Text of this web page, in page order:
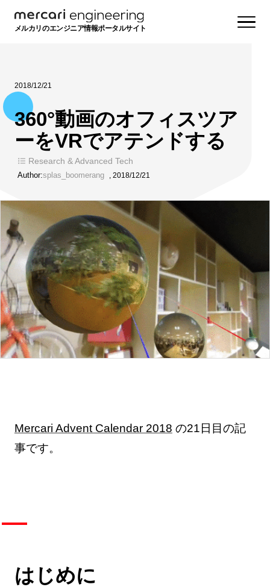
メルカリのエンジニア情報ポータルサイト
2018/12/21
360°動画のオフィスツア
ーをVRでアテンドする
Research & Advanced Tech
Author:splas_boomerang , 2018/12/21
Mercari Advent Calendar 2018 の21日目の記
事です。
はじめに